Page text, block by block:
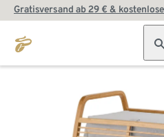
Gratisversand ab 29 € &